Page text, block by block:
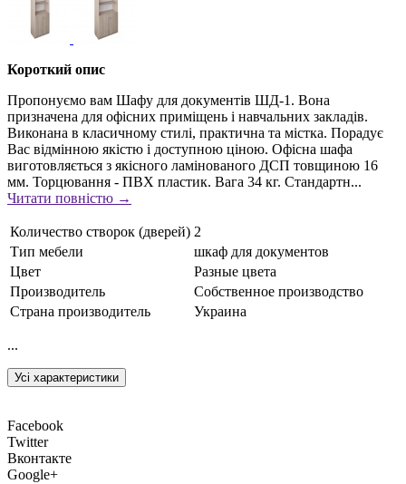
Короткий опис
Пропонуємо вам Шафу для документів ШД-1. Вона
призначена для офісних приміщень і навчальних закладів.
Виконана в класичному стилі, практична та містка. Порадує
Вас відмінною якістю і доступною ціною. Офісна шафа
виготовляється з якісного ламінованого ДСП товщиною 16
мм. Торцювання - ПВХ пластик. Вага 34 кг. Стандартн...
Читати повністю →
Количество створок (дверей) 2
Тип мебели
шкаф для документов
Цвет
Разные цвета
Производитель
Собственное производство
Страна производитель
Украина
...
Усі характеристики
Facebook
Twitter
Вконтакте
Google+